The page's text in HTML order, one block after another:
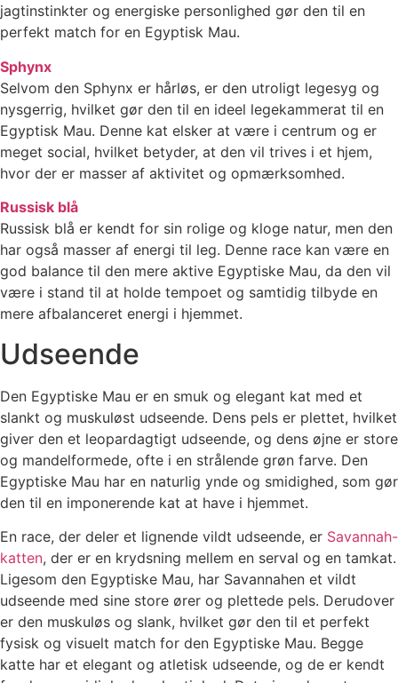
jagtinstinkter og energiske personlighed gør den til en
perfekt match for en Egyptisk Mau.
Sphynx
Selvom den Sphynx er hårløs, er den utroligt legesyg og
nysgerrig, hvilket gør den til en ideel legekammerat til en
Egyptisk Mau. Denne kat elsker at være i centrum og er
meget social, hvilket betyder, at den vil trives i et hjem,
hvor der er masser af aktivitet og opmærksomhed.
Russisk blå
Russisk blå er kendt for sin rolige og kloge natur, men den
har også masser af energi til leg. Denne race kan være en
god balance til den mere aktive Egyptiske Mau, da den vil
være i stand til at holde tempoet og samtidig tilbyde en
mere afbalanceret energi i hjemmet.
Udseende
Den Egyptiske Mau er en smuk og elegant kat med et
slankt og muskuløst udseende. Dens pels er plettet, hvilket
giver den et leopardagtigt udseende, og dens øjne er store
og mandelformede, ofte i en strålende grøn farve. Den
Egyptiske Mau har en naturlig ynde og smidighed, som gør
den til en imponerende kat at have i hjemmet.
En race, der deler et lignende vildt udseende, er Savannah-
katten, der er en krydsning mellem en serval og en tamkat.
Ligesom den Egyptiske Mau, har Savannahen et vildt
udseende med sine store ører og plettede pels. Derudover
er den muskuløs og slank, hvilket gør den til et perfekt
fysisk og visuelt match for den Egyptiske Mau. Begge
katte har et elegant og atletisk udseende, og de er kendt